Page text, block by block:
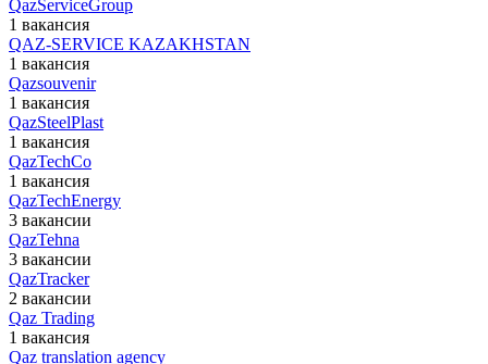
QazServiceGroup
1 вакансия
QAZ-SERVICE KAZAKHSTAN
1 вакансия
Qazsouvenir
1 вакансия
QazSteelPlast
1 вакансия
QazTechCo
1 вакансия
QazTechEnergy
3 вакансии
QazTehna
3 вакансии
QazTracker
2 вакансии
Qaz Trading
1 вакансия
Qaz translation agency